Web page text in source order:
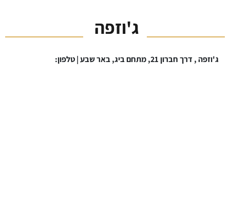
ג'וזפה
ג'וזפה , דרך חברון 21, מתחם ביג, באר שבע | טלפון: